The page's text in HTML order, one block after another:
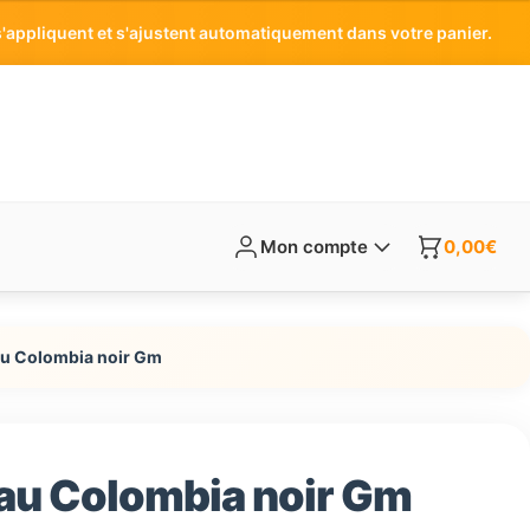
et s'ajustent automatiquement dans votre panier.
Mon compte 0,00€
Colombia noir Gm
Colombia noir Gm